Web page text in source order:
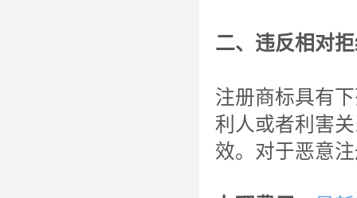
二、违反相对
注册商标具有
利人或者利害
效。对于恶意